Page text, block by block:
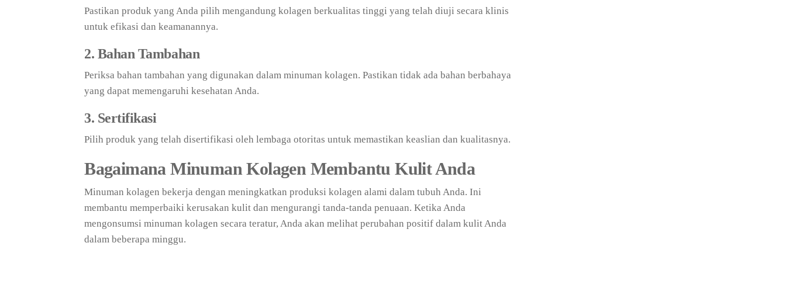
Pastikan produk yang Anda pilih mengandung kolagen berkualitas tinggi yang telah diuji secara klinis
untuk efikasi dan keamanannya.
2. Bahan Tambahan
Periksa bahan tambahan yang digunakan dalam minuman kolagen. Pastikan tidak ada bahan berbahaya
yang dapat memengaruhi kesehatan Anda.
3. Sertifikasi
Pilih produk yang telah disertifikasi oleh lembaga otoritas untuk memastikan keaslian dan kualitasnya.
Bagaimana Minuman Kolagen Membantu Kulit Anda
Minuman kolagen bekerja dengan meningkatkan produksi kolagen alami dalam tubuh Anda. Ini
membantu memperbaiki kerusakan kulit dan mengurangi tanda-tanda penuaan. Ketika Anda
mengonsumsi minuman kolagen secara teratur, Anda akan melihat perubahan positif dalam kulit Anda
dalam beberapa minggu.